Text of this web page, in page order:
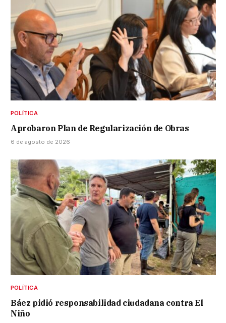
POLÍTICA
Aprobaron Plan de Regularización de Obras
6 de agosto de 2026
POLÍTICA
Báez pidió responsabilidad ciudadana contra El
Niño